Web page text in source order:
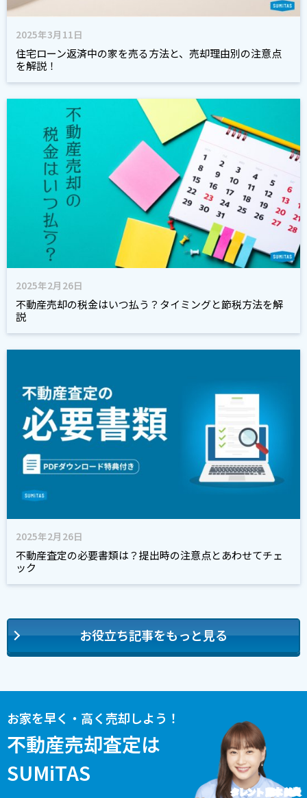
2025年3月11日
住宅ローン返済中の家を売る方法と、売却理由別の注意点
を解説！
2025年2月26日
不動産売却の税金はいつ払う？タイミングと節税方法を解
説
2025年2月26日
不動産査定の必要書類は？提出時の注意点とあわせてチェ
ック
お役立ち記事をもっと見る
お家を早く・高く売却しよう！
不動産売却査定は
SUMiTAS
タレント 藤本 美貴